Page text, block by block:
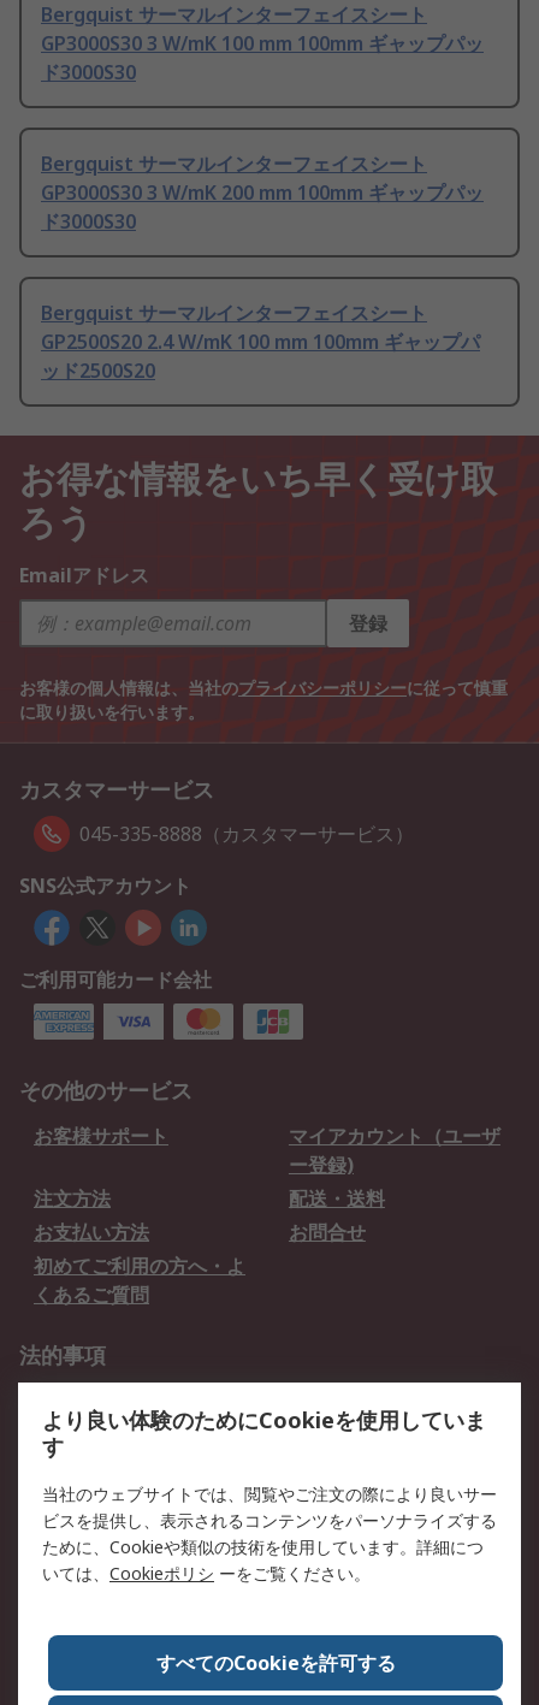
Bergquist サーマルインターフェイスシート
GP3000S30 3 W/mK 100 mm 100mm ギャップパッ
ド3000S30
Bergquist サーマルインターフェイスシート
GP3000S30 3 W/mK 200 mm 100mm ギャップパッ
ド3000S30
Bergquist サーマルインターフェイスシート
GP2500S20 2.4 W/mK 100 mm 100mm ギャップパ
ッド2500S20
お得な情報をいち早く受け取
ろう
Emailアドレス
登録
お客様の個人情報は、当社のプライバシーポリシーに従って慎重
に取り扱いを行います。
カスタマーサービス
045-335-8888（カスタマーサービス）
SNS公式アカウント
ご利用可能カード会社
その他のサービス
お客様サポート
マイアカウント（ユーザ
ー登録)
注文方法
配送・送料
お支払い方法
お問合せ
初めてご利用の方へ・よ
くあるご質問
法的事項
クッキーポリシー
RSについて
会社概要
採用情報
プレスリリース＆お知ら
コーポレートサイト
全世界のRS
RSの歴史
ESGへの取り組み（英語）
認証について
より良い体験のためにCookieを使用していま
す
当社のウェブサイトでは、閲覧やご注文の際により良いサー
ビスを提供し、表示されるコンテンツをパーソナライズする
ために、Cookieや類似の技術を使用しています。詳細につ
いては、 Cookieポリシ ーをご覧ください。
すべてのCookieを許可する